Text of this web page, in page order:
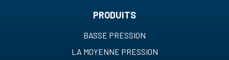
PRODUITS
BASSE PRESSION
LA MOYENNE PRESSION